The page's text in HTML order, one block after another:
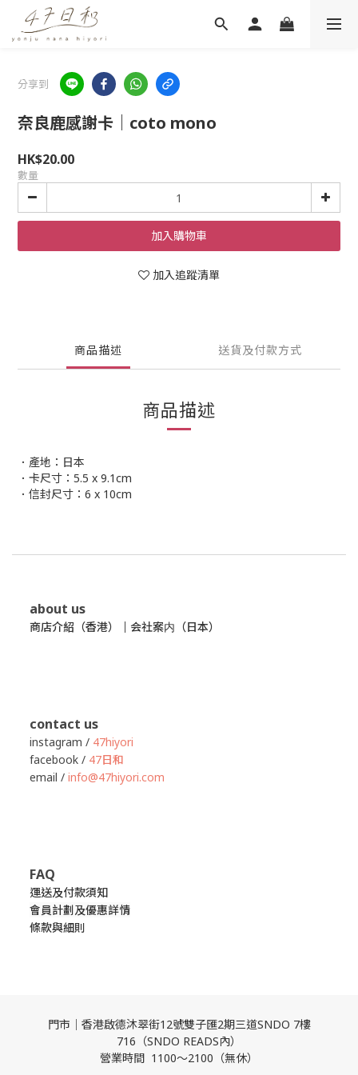
分享到
奈良鹿感謝卡｜coto mono
HK$20.00
數量
加入購物車
加入追蹤清單
商品描述 送貨及付款方式
商品描述
．產地：日本
．卡尺寸：5.5 x 9.1cm
．信封尺寸：6 x 10cm
about us
商店介紹（香港） 会社案内（日本）
contact us
instagram / 47hiyori
facebook / 47日和
email / info@47hiyori.com
FAQ
運送及付款須知
會員計劃及優惠詳情
條款與細則
門市｜香港啟德沐翠街12號雙子匯2期三道SNDO 7樓
716（SNDO READS內）
營業時間 1100～2100（無休）